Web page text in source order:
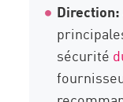
Direction:
sécurité